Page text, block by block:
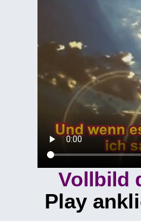
Vollbild
Play